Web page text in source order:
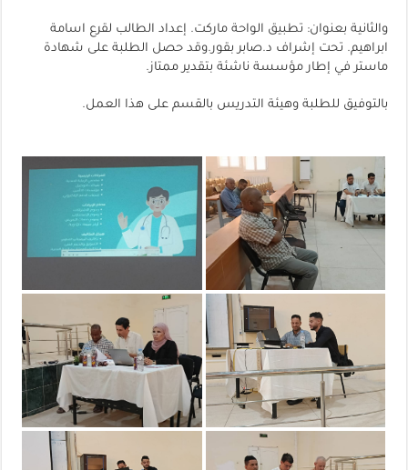
والثانية بعنوان: تطبيق الواحة ماركت. إعداد الطالب لقرع اسامة
ابراهيم. تحت إشراف د.صابر بقور.وقد حصل الطلبة على شهادة
ماستر في إطار مؤسسة ناشئة بتقدير ممتاز.
بالتوفيق للطلبة وهيئة التدريس بالقسم على هذا العمل.